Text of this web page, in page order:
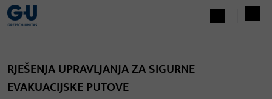
RJEŠENJA UPRAVLJANJA ZA SIGURNE
EVAKUACIJSKE PUTOVE